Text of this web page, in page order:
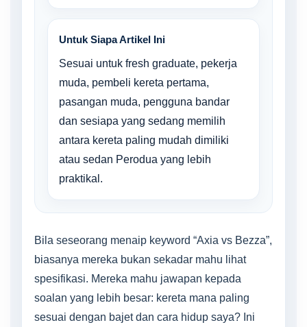
Untuk Siapa Artikel Ini
Sesuai untuk fresh graduate, pekerja
muda, pembeli kereta pertama,
pasangan muda, pengguna bandar
dan sesiapa yang sedang memilih
antara kereta paling mudah dimiliki
atau sedan Perodua yang lebih
praktikal.
Bila seseorang menaip keyword “Axia vs Bezza”,
biasanya mereka bukan sekadar mahu lihat
spesifikasi. Mereka mahu jawapan kepada
soalan yang lebih besar: kereta mana paling
sesuai dengan bajet dan cara hidup saya? Ini